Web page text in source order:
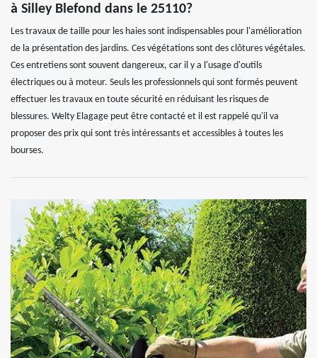
à Silley Blefond dans le 25110?
Les travaux de taille pour les haies sont indispensables pour l'amélioration
de la présentation des jardins. Ces végétations sont des clôtures végétales.
Ces entretiens sont souvent dangereux, car il y a l'usage d'outils
électriques ou à moteur. Seuls les professionnels qui sont formés peuvent
effectuer les travaux en toute sécurité en réduisant les risques de
blessures. Welty Elagage peut être contacté et il est rappelé qu'il va
proposer des prix qui sont très intéressants et accessibles à toutes les
bourses.